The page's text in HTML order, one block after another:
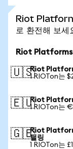
Riot
로 환전해 보세
Riot Platforms
🇺🇸Riot
1 RIOTon는
🇪🇺Riot
1 RIOTon는
🇬🇧Riot
털링
1 RIOTon는